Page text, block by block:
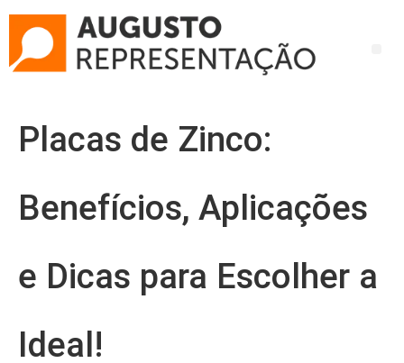
Placas de Zinco:
Benefícios, Aplicações
e Dicas para Escolher a
Ideal!